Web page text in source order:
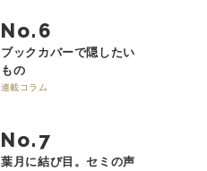
No.
ブックカバーで隠したい
もの
連載コラム
No.
葉月に結び目。セミの声